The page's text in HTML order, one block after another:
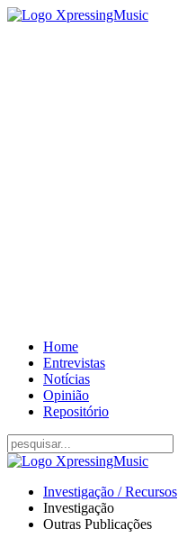
Home
Entrevistas
Notícias
Opinião
Repositório
Investigação / Recursos
Investigação
Outras Publicações